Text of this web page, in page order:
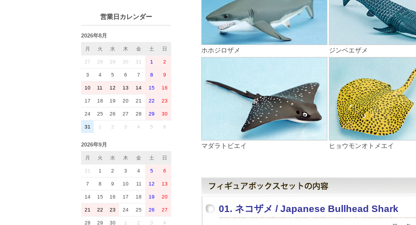
営業日カレンダー
2026年8月
月 火 水 木 金 土 日
27 28 29 30 31 1 2
3 4 5 6 7 8 9
10 11 12 13 14 15 16
17 18 19 20 21 22 23
24 25 26 27 28 29 30
31 1 2 3 4 5 6
2026年9月
月 火 水 木 金 土 日
31 1 2 3 4 5 6
7 8 9 10 11 12 13
14 15 16 17 18 19 20
21 22 23 24 25 26 27
28 29 30 1 2 3 4
ホホジロザメ ジンベエザメ
マダラトビエイ ヒョウモンオトメエイ
01. ネコザメ / Japanese Bullhead Shark